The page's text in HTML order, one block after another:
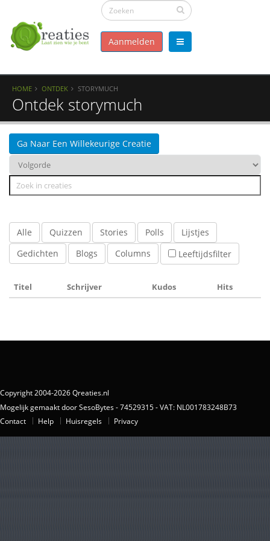
Aanmelden
HOME ONTDEK STORYMUCH
Ontdek storymuch
Ga Naar Een Willekeurige Creatie
Alle Quizzen Stories Polls
Lijstjes
Gedichten
Blogs Columns Leeftijdsfilter
Titel Schrijver Kudos Hits
Copyright 2004-2026 Qreaties.nl
Mogelijk gemaakt door SesoBytes - 74529315 - VAT: NL001783248B73
Contact
Help Huisregels Privacy